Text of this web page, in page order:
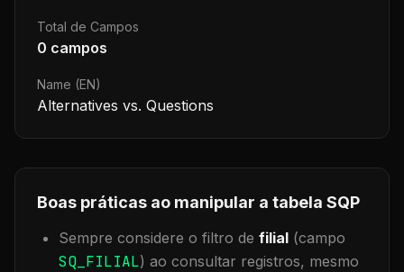
Total de Campos
0 campos
Name (EN)
Alternatives vs. Questions
Boas práticas ao manipular a tabela SQP
Sempre considere o filtro de filial (campo
SQ_FILIAL) ao consultar registros, mesmo